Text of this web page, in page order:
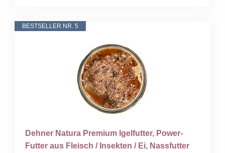
BESTSELLER NR. 5
Dehner Natura Premium Igelfutter, Power-
Futter aus Fleisch / Insekten / Ei, Nassfutter